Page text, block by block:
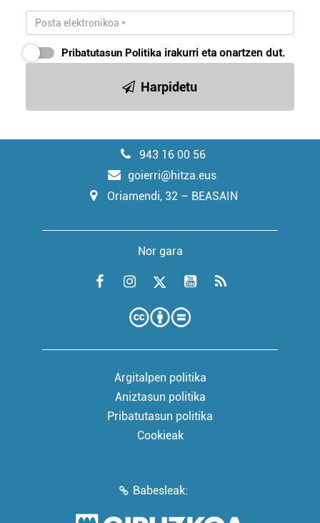
Pribatutasun Politika irakurri eta onartzen dut.
Harpidetu
943 16 00 56
goierri@hitza.eus
Oriamendi, 32 – BEASAIN
Nor gara
Argitalpen politika
Aniztasun politika
Pribatutasun politika
Cookieak
Babesleak: